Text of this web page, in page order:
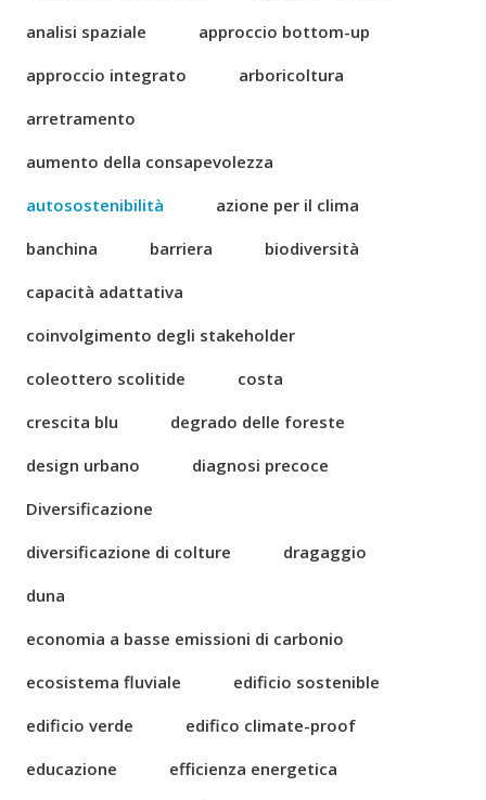
analisi spaziale
approccio bottom-up
approccio integrato
arboricoltura
arretramento
aumento della consapevolezza
autosostenibilità
azione per il clima
banchina
barriera
biodiversità
capacità adattativa
coinvolgimento degli stakeholder
coleottero scolitide
costa
crescita blu
degrado delle foreste
design urbano
diagnosi precoce
Diversificazione
diversificazione di colture
dragaggio
duna
economia a basse emissioni di carbonio
ecosistema fluviale
edificio sostenible
edificio verde
edifico climate-proof
educazione
efficienza energetica